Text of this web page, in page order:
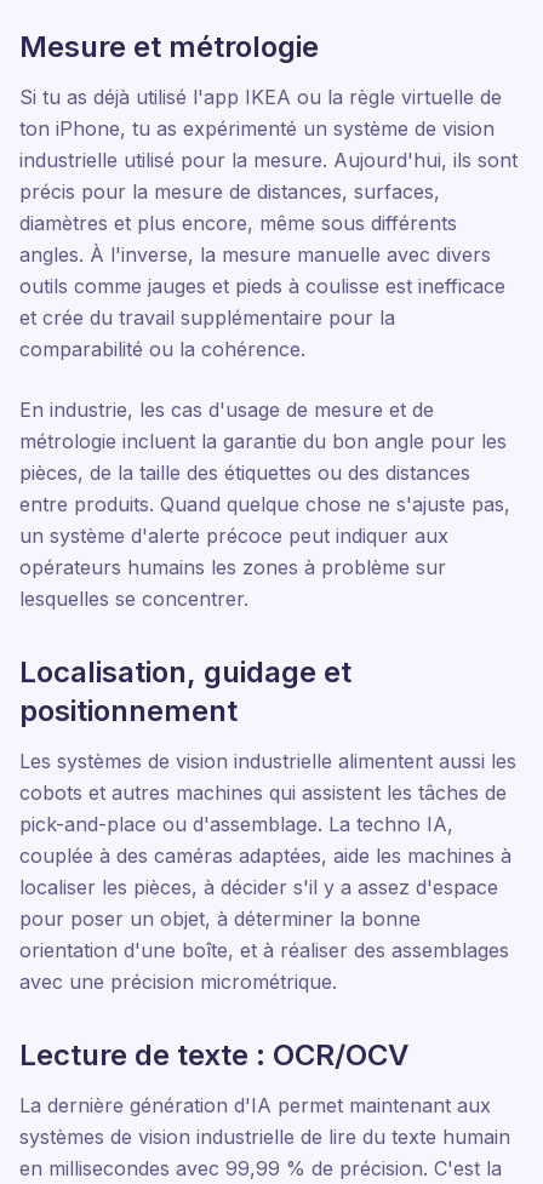
Mesure et métrologie
Si tu as déjà utilisé l'app IKEA ou la règle virtuelle de
ton iPhone, tu as expérimenté un système de vision
industrielle utilisé pour la mesure. Aujourd'hui, ils sont
précis pour la mesure de distances, surfaces,
diamètres et plus encore, même sous différents
angles. À l'inverse, la mesure manuelle avec divers
outils comme jauges et pieds à coulisse est inefficace
et crée du travail supplémentaire pour la
comparabilité ou la cohérence.
En industrie, les cas d'usage de mesure et de
métrologie incluent la garantie du bon angle pour les
pièces, de la taille des étiquettes ou des distances
entre produits. Quand quelque chose ne s'ajuste pas,
un système d'alerte précoce peut indiquer aux
opérateurs humains les zones à problème sur
lesquelles se concentrer.
Localisation, guidage et
positionnement
Les systèmes de vision industrielle alimentent aussi les
cobots et autres machines qui assistent les tâches de
pick-and-place ou d'assemblage. La techno IA,
couplée à des caméras adaptées, aide les machines à
localiser les pièces, à décider s'il y a assez d'espace
pour poser un objet, à déterminer la bonne
orientation d'une boîte, et à réaliser des assemblages
avec une précision micrométrique.
Lecture de texte : OCR/OCV
La dernière génération d'IA permet maintenant aux
systèmes de vision industrielle de lire du texte humain
en millisecondes avec 99,99 % de précision. C'est la